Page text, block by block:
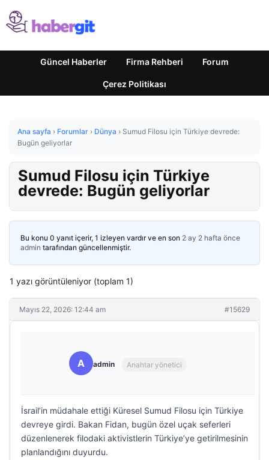
Güncel Haberler Firma Rehberi Forum
Çerez Politikası
Ana sayfa › Forumlar › Dünya › Sumud Filosu için Türkiye devrede:
Bugün geliyorlar
Sumud Filosu için Türkiye
devrede: Bugün geliyorlar
Bu konu 0 yanıt içerir, 1 izleyen vardır ve en son 2 ay 2 hafta önce
admin tarafından güncellenmiştir.
1 yazı görüntüleniyor (toplam 1)
Mayıs 22, 2026: 12:44 am #15629
A admin Anahtar yönetici
İsrail’in müdahale ettiği Küresel Sumud Filosu için Türkiye
devreye girdi. Bakan Fidan, bugün özel uçak seferleri
düzenlenerek filodaki aktivistlerin Türkiye’ye getirilmesinin
planlandığını duyurdu.